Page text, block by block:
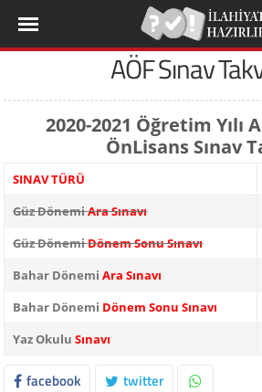
AÖF Sınav
2020-2021 Öğretim Yılı
ÖnLisans Sınav
SINAV TÜRÜ
Güz DönemiAra Sınavı
Güz DönemiDönem Sonu Sınavı
Bahar DönemiAra Sınavı
Bahar Dönemi Dönem Sonu Sınavı
Yaz OkuluSınavı
facebook twitter